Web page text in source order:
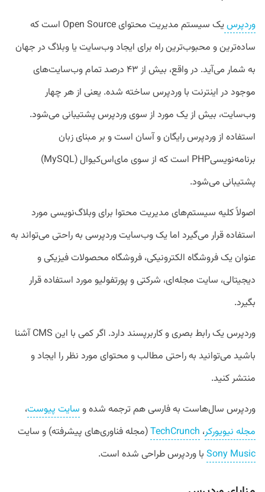
وردپرس
یک سیستم مدیریت محتوای Open Source است که
ساده‌ترین و محبوب‌ترین راه برای ایجاد وب‌سایت یا وبلاگ در جهان
به شمار می‌آید. در واقع، بیش از ۴۳ درصد تمام وب‌سایت‌های
موجود در اینترنت با وردپرس ساخته شده. یعنی از هر چهار
وب‌سایت، بیش از یک مورد از سوی وردپرس پشتیبانی می‌شود.
استفاده از وردپرس رایگان و آسان است و بر مبنای زبان
برنامه‌نویسیPHP است که از سوی مای‌اس‌کیو‌ال (MySQL)
پشتیبانی می‌شود.
اصولاً کلیه سیستم‌های مدیریت محتوا برای وبلاگ‌نویسی مورد
استفاده قرار می‌گیرد اما یک وب‌سایت وردپرسی به راحتی می‌تواند به
عنوان یک فروشگاه الکترونیکی، فروشگاه محصولات فیزیکی و
دیجیتالی، سایت مجله‌ای، شرکتی و پورتفولیو مورد استفاده قرار
بگیرد.
وردپرس یک رابط بصری و کاربرپسند دارد. اگر کمی با این CMS آشنا
باشید می‌توانید به راحتی مطالب و محتوای مورد نظر را ایجاد و
منتشر کنید.
وردپرس سال‌هاست به فارسی هم ترجمه شده و سایت پیوست،
مجله نیویورکر، TechCrunch(مجله فناوری‌های پیشرفته) و سایت
Sony Music با وردپرس طراحی شده است.